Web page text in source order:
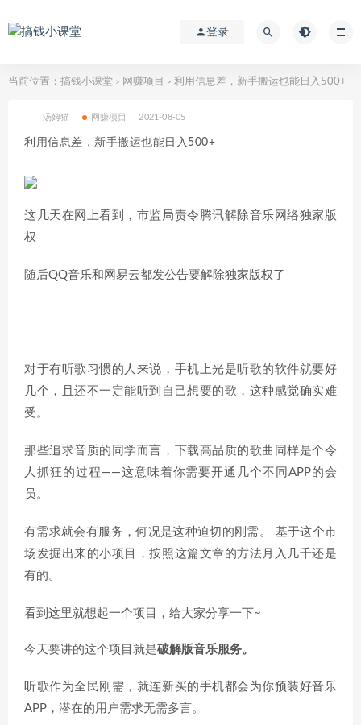
登录
当前位置： 搞钱小课堂 > 网赚项目 > 利用信息差，新手搬运也能日入500+
汤姆猫 网赚项目 2021-08-05
利用信息差，新手搬运也能日入500+
这几天在网上看到，市监局责令腾讯解除音乐网络独家版
权
随后QQ音乐和网易云都发公告要解除独家版权了
对于有听歌习惯的人来说，手机上光是听歌的软件就要好
几个，且还不一定能听到自己想要的歌，这种感觉确实难
受。
那些追求音质的同学而言，下载高品质的歌曲同样是个令
人抓狂的过程——这意味着你需要开通几个不同APP的会
员。
有需求就会有服务，何况是这种迫切的刚需。 基于这个市
场发掘出来的小项目，按照这篇文章的方法月入几千还是
有的。
看到这里就想起一个项目，给大家分享一下~
今天要讲的这个项目就是破解版音乐服务。
听歌作为全民刚需，就连新买的手机都会为你预装好音乐
APP，潜在的用户需求无需多言。